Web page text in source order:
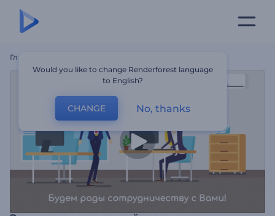
Главная
Would you like to change Renderforest language
to English?
CHANGE No, thanks